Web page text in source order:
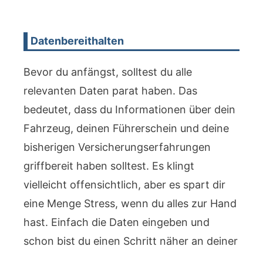
Datenbereithalten
Bevor du anfängst, solltest du alle
relevanten Daten parat haben. Das
bedeutet, dass du Informationen über dein
Fahrzeug, deinen Führerschein und deine
bisherigen Versicherungserfahrungen
griffbereit haben solltest. Es klingt
vielleicht offensichtlich, aber es spart dir
eine Menge Stress, wenn du alles zur Hand
hast. Einfach die Daten eingeben und
schon bist du einen Schritt näher an deiner